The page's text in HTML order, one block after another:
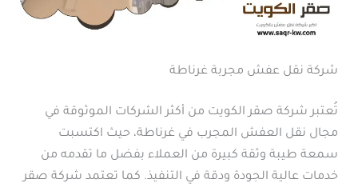
شركة نقل عفش مجربة غرناطة
تُعتبر شركة صقر الكويت من أكثر الشركات الموثوقة في
مجال نقل العفش المجرب في غرناطة، حيث اكتسبت
سمعة طيبة وثقة كبيرة من العملاء بفضل ما تقدمه من
خدمات عالية الجودة ودقة في التنفيذ. كما تعتمد شركة صقر